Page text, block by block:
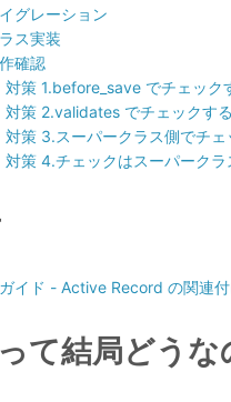
グレーション
ス実装
確認
対策 1.before_save でチェック
対策 2.validates でチェックす
対策 3.スーパークラス側でチ
対策 4.チェックはスーパーク
イド - Active Record の関連
て結局どうな